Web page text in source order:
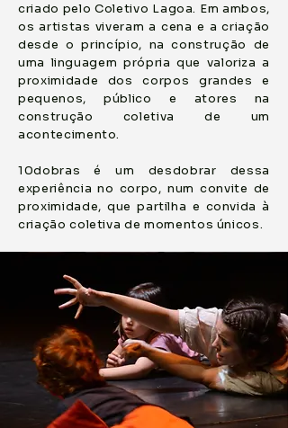
criado pelo Coletivo Lagoa. Em ambos,
os artistas viveram a cena e a criação
desde o princípio, na construção de
uma linguagem própria que valoriza a
proximidade dos corpos grandes e
pequenos, público e atores na
construção coletiva de um
acontecimento.
10dobras é um desdobrar dessa
experiência no corpo, num convite de
proximidade, que partilha e convida à
criação coletiva de momentos únicos.